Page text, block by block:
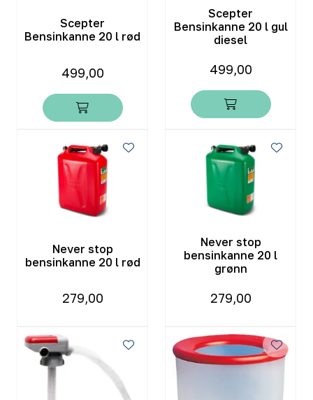
Scepter
Bensinkanne 20 l rød
499,00
Scepter
Bensinkanne 20 l gul
diesel
499,00
Never stop
bensinkanne 20 l rød
279,00
Never stop
bensinkanne 20 l
grønn
279,00